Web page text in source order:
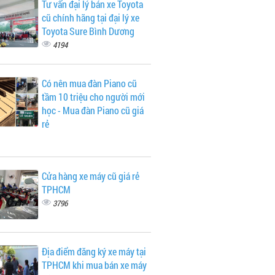
Tư vấn đại lý bán xe Toyota
cũ chính hãng tại đại lý xe
Toyota Sure Bình Dương
4194
Có nên mua đàn Piano cũ
tầm 10 triệu cho người mới
học - Mua đàn Piano cũ giá
rẻ
Cửa hàng xe máy cũ giá rẻ
TPHCM
3796
Địa điểm đăng ký xe máy tại
TPHCM khi mua bán xe máy